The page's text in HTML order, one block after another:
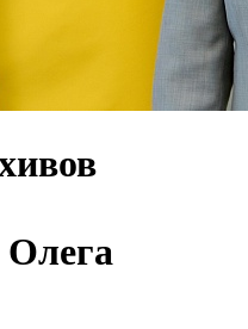
Олега